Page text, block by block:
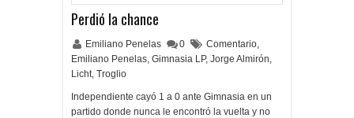
Perdió la chance
Emiliano Penelas 0 Comentario,
Emiliano Penelas, Gimnasia LP, Jorge Almirón,
Licht, Troglio
Independiente cayó 1 a 0 ante Gimnasia en un
partido donde nunca le encontró la vuelta y no